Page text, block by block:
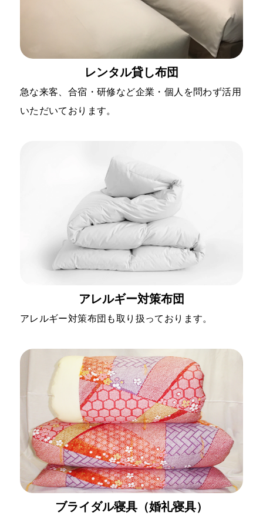
レンタル貸し布団
急な来客、合宿・研修など企業・個人を問わず活用
いただいております。
アレルギー対策布団
アレルギー対策布団も取り扱っております。
ブライダル寝具（婚礼寝具）